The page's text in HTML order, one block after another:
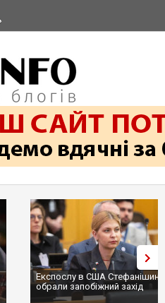
Експослу в США
обрали запобіжний захід